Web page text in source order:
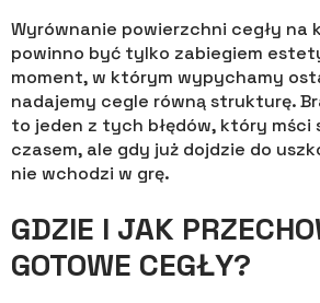
Wyrównanie powierzchni cegły na
powinno być tylko zabiegiem
moment, w którym wypychamy
nadajemy cegle równą strukturę.
to jeden z tych błędów, który mści
czasem, ale gdy już dojdzie do
nie wchodzi w grę.
GDZIE I JAK
GOTOWE CEGŁY?